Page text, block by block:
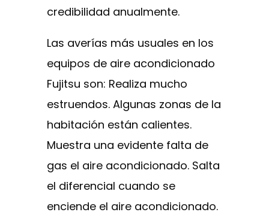
credibilidad anualmente.
Las averías más usuales en los
equipos de aire acondicionado
Fujitsu son: Realiza mucho
estruendos. Algunas zonas de la
habitación están calientes.
Muestra una evidente falta de
gas el aire acondicionado. Salta
el diferencial cuando se
enciende el aire acondicionado.